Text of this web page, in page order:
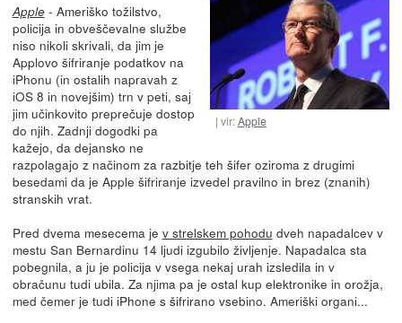
vir:Apple
Apple- Ameriško tožilstvo,
policija in obveščevalne službe
niso nikoli skrivali, da jim je
Applovo šifriranje podatkov na
iPhonu (in ostalih napravah z
iOS 8 in novejšim) trn v peti, saj
jim učinkovito preprečuje dostop
do njih. Zadnji dogodki pa
kažejo, da dejansko ne
razpolagajo z načinom za razbitje teh šifer oziroma z drugimi
besedami da je Apple šifriranje izvedel pravilno in brez (znanih)
stranskih vrat.
Pred dvema mesecema je v strelskem pohodu dveh napadalcev v
mestu San Bernardinu 14 ljudi izgubilo življenje. Napadalca sta
pobegnila, a ju je policija v vsega nekaj urah izsledila in v
obračunu tudi ubila. Za njima pa je ostal kup elektronike in orožja,
med čemer je tudi iPhone s šifrirano vsebino. Ameriški organi...